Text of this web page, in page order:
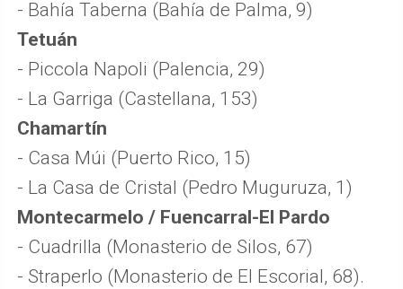
- Bahía Taberna (Bahía de Palma, 9)
Tetuán
- Piccola Napoli (Palencia, 29)
- La Garriga (Castellana, 153)
Chamartín
- Casa Múi (Puerto Rico, 15)
- La Casa de Cristal (Pedro Muguruza, 1)
Montecarmelo / Fuencarral-El Pardo
- Cuadrilla (Monasterio de Silos, 67)
- Straperlo (Monasterio de El Escorial, 68).